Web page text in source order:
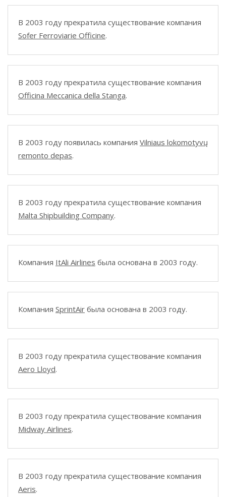
В 2003 году прекратила существование компания
Sofer Ferroviarie Officine.
В 2003 году прекратила существование компания
Officina Meccanica della Stanga.
В 2003 году появилась компания Vilniaus lokomotyvų
remonto depas.
В 2003 году прекратила существование компания
Malta Shipbuilding Company.
Компания ItAli Airlines была основана в 2003 году.
Компания SprintAir была основана в 2003 году.
В 2003 году прекратила существование компания
Aero Lloyd.
В 2003 году прекратила существование компания
Midway Airlines.
В 2003 году прекратила существование компания
Aeris.